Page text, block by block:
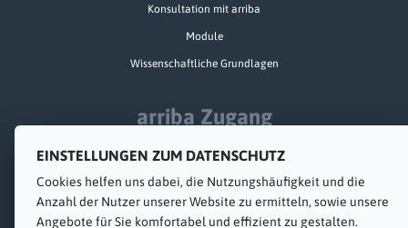
EINSTELLUNGEN ZUM DATENSCHUTZ
Cookies helfen uns dabei, die Nutzungs­häufigkeit und die
Anzahl der Nutzer unserer Website zu ermitteln, sowie unsere
Angebote für Sie komfortabel und effizient zu gestalten.
Konsultation mit arriba
Module
Wissenschaftliche Grundlagen
arriba Zugang
Schulung und Implementierung
arriba-web